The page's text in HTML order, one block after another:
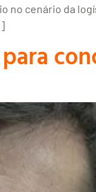
cenário da